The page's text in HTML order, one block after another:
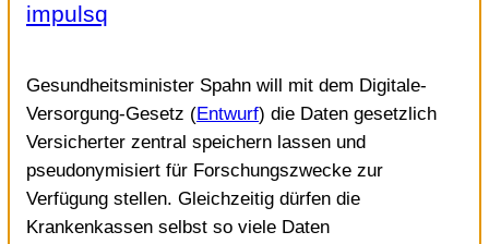
impulsq
Gesundheitsminister Spahn will mit dem Digitale-
Versorgung-Gesetz (Entwurf) die Daten gesetzlich
Versicherter zentral speichern lassen und
pseudonymisiert für Forschungszwecke zur
Verfügung stellen. Gleichzeitig dürfen die
Krankenkassen selbst so viele Daten